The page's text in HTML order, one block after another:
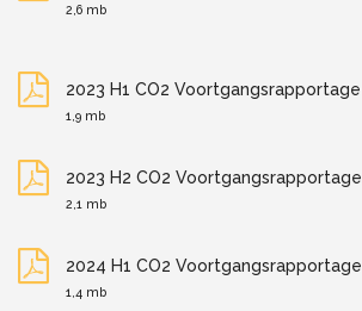
2,6 mb
2023 H1 CO2 Voortgangsrapportage
1,9 mb
2023 H2 CO2 Voortgangsrapportage
2,1 mb
2024 H1 CO2 Voortgangsrapportage
1,4 mb